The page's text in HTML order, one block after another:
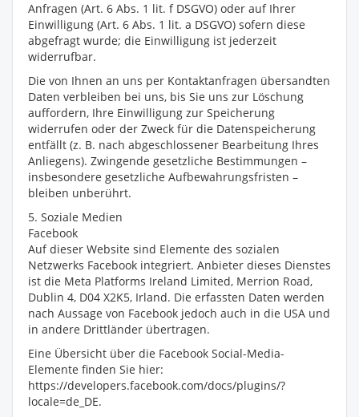
Anfragen (Art. 6 Abs. 1 lit. f DSGVO) oder auf Ihrer
Einwilligung (Art. 6 Abs. 1 lit. a DSGVO) sofern diese
abgefragt wurde; die Einwilligung ist jederzeit
widerrufbar.
Die von Ihnen an uns per Kontaktanfragen übersandten
Daten verbleiben bei uns, bis Sie uns zur Löschung
auffordern, Ihre Einwilligung zur Speicherung
widerrufen oder der Zweck für die Datenspeicherung
entfällt (z. B. nach abgeschlossener Bearbeitung Ihres
Anliegens). Zwingende gesetzliche Bestimmungen –
insbesondere gesetzliche Aufbewahrungsfristen –
bleiben unberührt.
5. Soziale Medien
Facebook
Auf dieser Website sind Elemente des sozialen
Netzwerks Facebook integriert. Anbieter dieses Dienstes
ist die Meta Platforms Ireland Limited, Merrion Road,
Dublin 4, D04 X2K5, Irland. Die erfassten Daten werden
nach Aussage von Facebook jedoch auch in die USA und
in andere Drittländer übertragen.
Eine Übersicht über die Facebook Social-Media-
Elemente finden Sie hier:
https://developers.facebook.com/docs/plugins/?
locale=de_DE.